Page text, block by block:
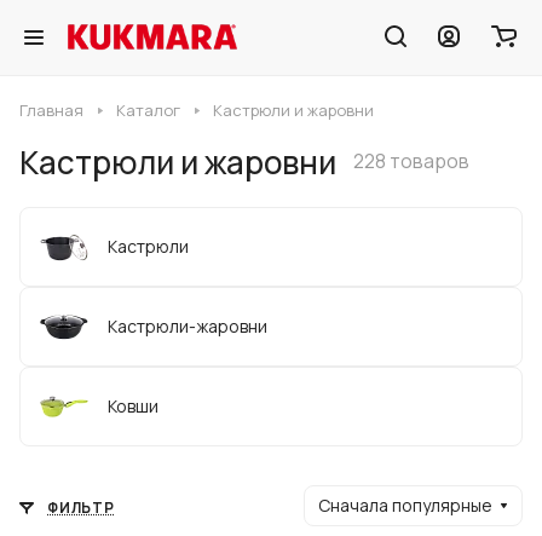
Главная Каталог Кастрюли и жаровни
Кастрюли и жаровни 228 товаров
Кастрюли
Кастрюли-жаровни
Ковши
ФИЛЬТР Сначала популярные